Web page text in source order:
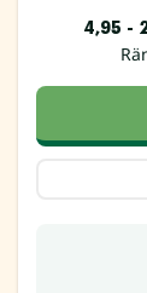
4,95 -